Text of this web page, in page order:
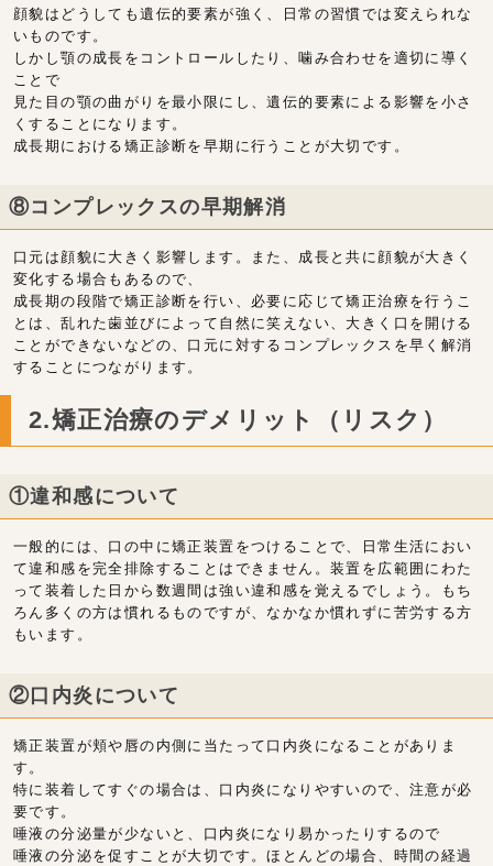
顔貌はどうしても遺伝的要素が強く、日常の習慣では変えられな
いものです。
しかし顎の成長をコントロールしたり、噛み合わせを適切に導く
ことで
見た目の顎の曲がりを最小限にし、遺伝的要素による影響を小さ
くすることになります。
成長期における矯正診断を早期に行うことが大切です。
⑧コンプレックスの早期解消
口元は顔貌に大きく影響します。また、成長と共に顔貌が大きく
変化する場合もあるので、
成長期の段階で矯正診断を行い、必要に応じて矯正治療を行うこ
とは、乱れた歯並びによって自然に笑えない、大きく口を開ける
ことができないなどの、口元に対するコンプレックスを早く解消
することにつながります。
2.矯正治療のデメリット（リスク）
①違和感について
一般的には、口の中に矯正装置をつけることで、日常生活におい
て違和感を完全排除することはできません。装置を広範囲にわた
って装着した日から数週間は強い違和感を覚えるでしょう。もち
ろん多くの方は慣れるものですが、なかなか慣れずに苦労する方
もいます。
②口内炎について
矯正装置が頬や唇の内側に当たって口内炎になることがありま
す。
特に装着してすぐの場合は、口内炎になりやすいので、注意が必
要です。
唾液の分泌量が少ないと、口内炎になり易かったりするので
唾液の分泌を促すことが大切です。ほとんどの場合、時間の経過